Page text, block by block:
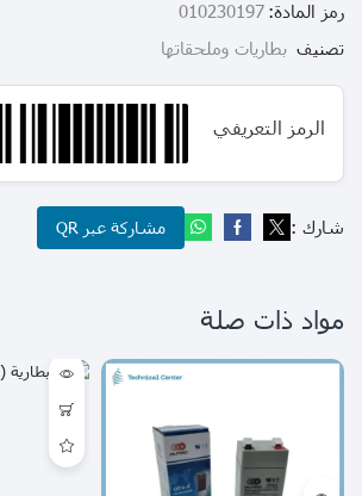
رمز المادة: 010230197
تصنيف بطاريات وملحقاتها
الرمز التعريفي
شارك : مشاركة عبر QR
مواد ذات صلة